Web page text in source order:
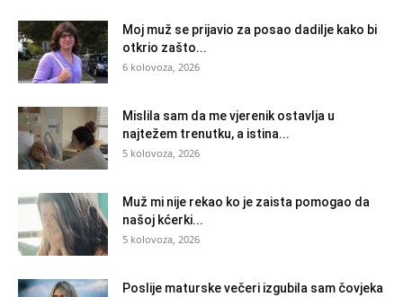
Moj muž se prijavio za posao dadilje kako bi
otkrio zašto...
6 kolovoza, 2026
Mislila sam da me vjerenik ostavlja u
najtežem trenutku, a istina...
5 kolovoza, 2026
Muž mi nije rekao ko je zaista pomogao da
našoj kćerki...
5 kolovoza, 2026
Poslije maturske večeri izgubila sam čovjeka